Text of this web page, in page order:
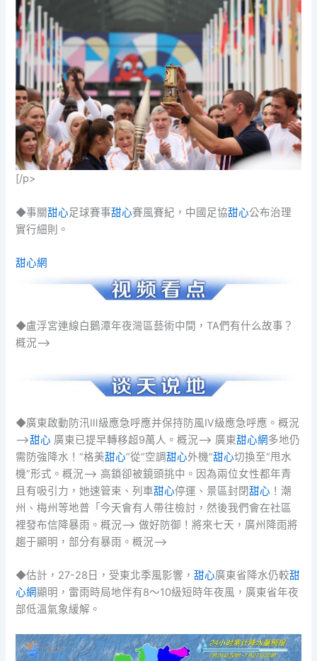
[/p>
◆事關甜心足球賽事甜心賽風賽紀，中國足協甜心公布治理
實行細則。
甜心網
◆盧浮宮連線白鵝潭年夜灣區藝術中間，TA們有什么故事？
概況–>
◆廣東啟動防汛Ⅲ級應急呼應并保持防風Ⅳ級應急呼應。概況
–>甜心 廣東已提早轉移超9萬人。概況–> 廣東甜心網多地仍
需防強降水！“格美甜心”從“空調甜心外機”甜心切換至“甩水
機”形式。概況–> 高鎖卻被鏡頭挑中。因為兩位女性都年青
且有吸引力，她速管束、列車甜心停運、景區封閉甜心 ！潮
州、梅州等地普「今天會有人帶往檢討，然後我們會在社區
裡發布信降暴雨。概況–> 做好防御！將來七天，廣州降雨將
趨于顯明，部分有暴雨。概況–>
◆估計，27-28日，受東北季風影響，甜心廣東省降水仍較甜
心網顯明，雷雨時局地伴有8～10級短時年夜風，廣東省年夜
部低溫氣象緩解。